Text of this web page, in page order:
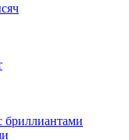
бриллиантами